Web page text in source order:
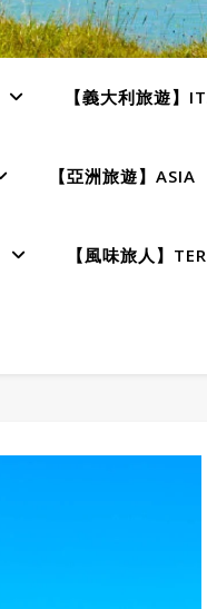
【義大利旅遊】
【亞洲旅遊】ASIA
【風味旅人】